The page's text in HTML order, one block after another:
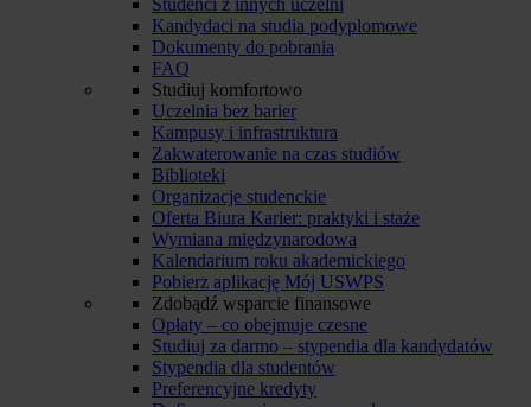
Studenci z innych uczelni
Kandydaci na studia podyplomowe
Dokumenty do pobrania
FAQ
Studiuj komfortowo
Uczelnia bez barier
Kampusy i infrastruktura
Zakwaterowanie na czas studiów
Biblioteki
Organizacje studenckie
Oferta Biura Karier: praktyki i staże
Wymiana międzynarodowa
Kalendarium roku akademickiego
Pobierz aplikację Mój USWPS
Zdobądź wsparcie finansowe
Opłaty – co obejmuje czesne
Studiuj za darmo – stypendia dla kandydatów
Stypendia dla studentów
Preferencyjne kredyty